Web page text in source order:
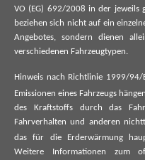
VO (EG) 692/2008 in der jeweils
beziehen sich nicht auf ein
Angebotes, sondern dienen
verschiedenen Fahrzeugtypen.
Hinweis nach Richtlinie 1999/
Emissionen eines Fahrzeugs
des Kraftstoffs durch das
Fahrverhalten und anderen
das für die Erderwärmung
Weitere Informationen zum